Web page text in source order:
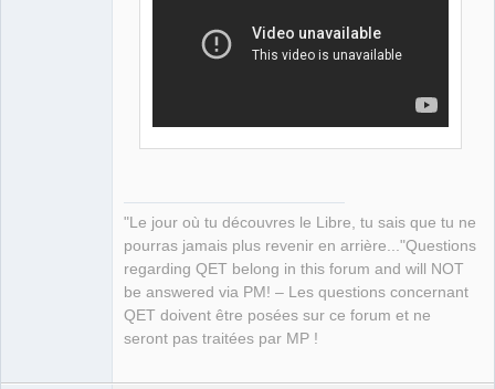
"Le jour où tu découvres le Libre, tu sais que tu ne
pourras jamais plus revenir en arrière..."Questions
regarding QET belong in this forum and will NOT
be answered via PM! – Les questions concernant
QET doivent être posées sur ce forum et ne
seront pas traitées par MP !